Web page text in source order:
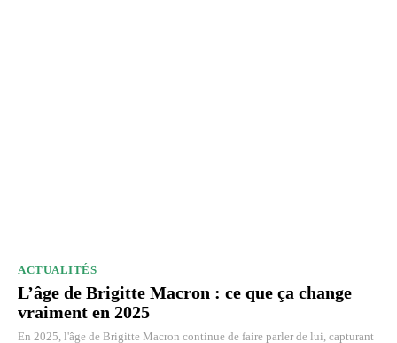
ACTUALITÉS
L’âge de Brigitte Macron : ce que ça change
vraiment en 2025
En 2025, l'âge de Brigitte Macron continue de faire parler de lui, capturant